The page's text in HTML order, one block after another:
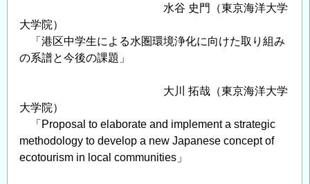
水谷 史門（東京海洋大学
大学院）
「港区中学生による水圏環境浄化に向けた取り組み
の系譜と今後の課題」
大川 拓哉（東京海洋大学
大学院）
「Proposal to elaborate and implement a strategic
methodology to develop a new Japanese concept of
ecotourism in local communities」